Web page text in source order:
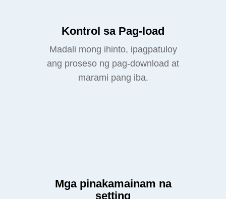
Kontrol sa Pag-load
Madali mong ihinto, ipagpatuloy
ang proseso ng pag-download at
marami pang iba.
Mga pinakamainam na
setting